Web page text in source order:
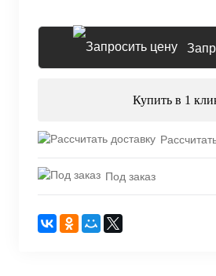
Купить в 1
Под заказ